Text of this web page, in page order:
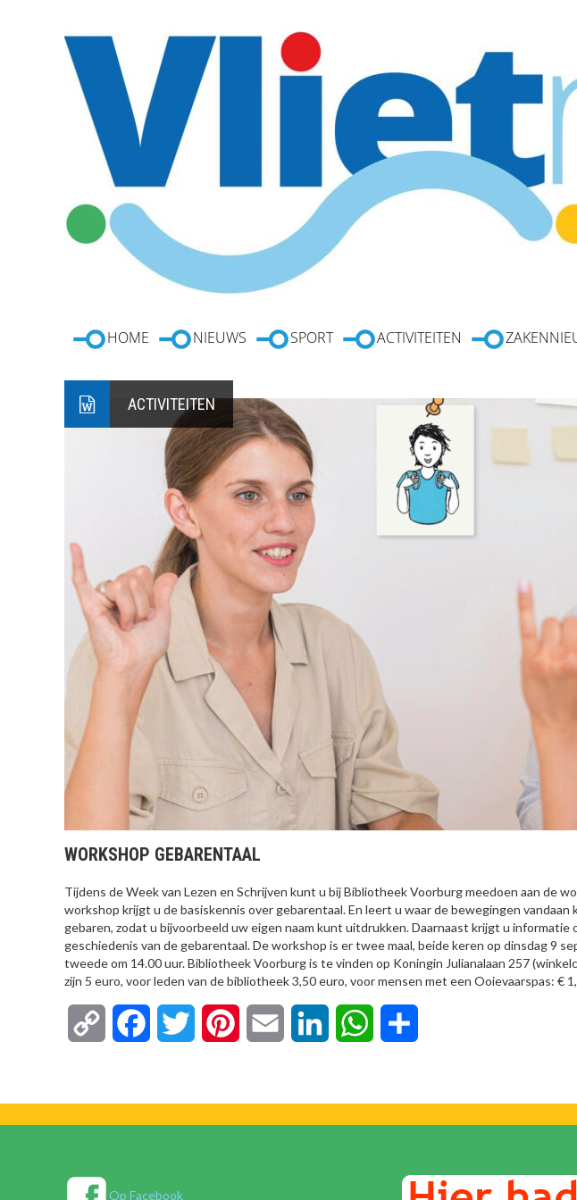
HOME NIEUWS SPORT ACTIVITEITEN
ACTIVITEITEN
WORKSHOP GEBARENTAAL
Tijdens de Week van Lezen en Schrijven kunt u bij Bibliotheek Voorburg meedoen aan de
workshop krijgt u de basiskennis over gebarentaal. En leert u waar de bewegingen vandaan
gebaren, zodat u bijvoorbeeld uw eigen naam kunt uitdrukken. Daarnaast krijgt u
geschiedenis van de gebarentaal. De workshop is er twee maal, beide keren op dinsdag 9
tweede om 14.00 uur. Bibliotheek Voorburg is te vinden op Koningin Julianalaan 257
zijn 5 euro, voor leden van de bibliotheek 3,50 euro, voor mensen met een Ooievaarspas: €
Copy FacebookTwitter Pinterest Email LinkedIn WhatsApp
Op Facebook